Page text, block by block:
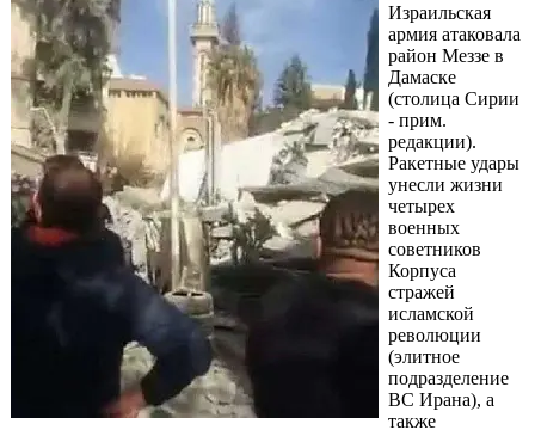
Израильская
армия атаковала
район Меззе в
Дамаске
(столица Сирии
- прим.
редакции).
Ракетные удары
унесли жизни
четырех
военных
советников
Корпуса
стражей
исламской
революции
(элитное
подразделение
ВС Ирана), а
также